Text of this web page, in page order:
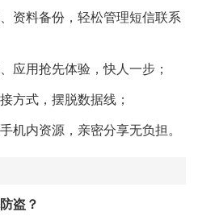
资料备份，轻松管理短信联系
应用抢先体验，快人一步；
方式，摆脱数据线；
机内资源，亲密分享无负担。
盗？